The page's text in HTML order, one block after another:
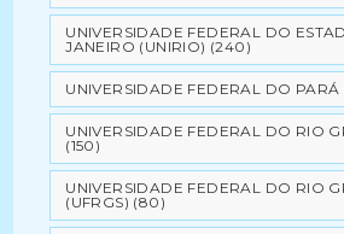
UNIVERSIDADE FEDERAL DO
JANEIRO (UNIRIO) (240)
UNIVERSIDADE FEDERAL DO PARÁ
UNIVERSIDADE FEDERAL DO RIO
(150)
UNIVERSIDADE FEDERAL DO RIO
(UFRGS) (80)